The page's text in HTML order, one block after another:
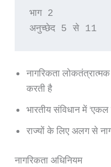
भाग 2
अनुच्छेद 5 से 11
नागरिकता
करती है
भारतीय संविधान में ‘एकल
राज्यों के लिए अलग से
नागरिकता अधिनियम